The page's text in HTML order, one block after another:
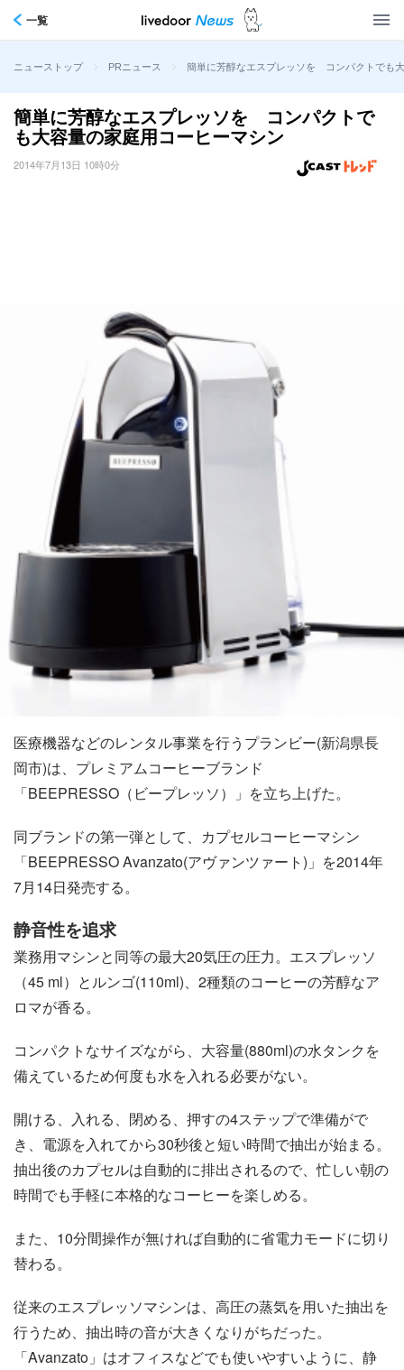
一覧
ニューストップ > PRニュース > 簡単に芳醇なエスプレッソを コンパクトでも
簡単に芳醇なエスプレッソを コンパクトで
も大容量の家庭用コーヒーマシン
2014年7月13日 10時0分
医療機器などのレンタル事業を行うプランビー(新潟県長
岡市)は、プレミアムコーヒーブランド
「BEEPRESSO（ビープレッソ）」を立ち上げた。
同ブランドの第一弾として、カプセルコーヒーマシン
「BEEPRESSO Avanzato(アヴァンツァート)」を2014年
7月14日発売する。
静音性を追求
業務用マシンと同等の最大20気圧の圧力。エスプレッソ
（45 ml）とルンゴ(110ml)、2種類のコーヒーの芳醇なア
ロマが香る。
コンパクトなサイズながら、大容量(880ml)の水タンクを
備えているため何度も水を入れる必要がない。
開ける、入れる、閉める、押すの4ステップで準備がで
き、電源を入れてから30秒後と短い時間で抽出が始まる。
抽出後のカプセルは自動的に排出されるので、忙しい朝の
時間でも手軽に本格的なコーヒーを楽しめる。
また、10分間操作が無ければ自動的に省電力モードに切り
替わる。
従来のエスプレッソマシンは、高圧の蒸気を用いた抽出を
行うため、抽出時の音が大きくなりがちだった。
「Avanzato」はオフィスなどでも使いやすいように、静